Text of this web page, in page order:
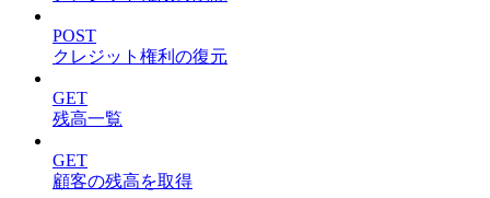
POST
クレジット権利の復元
GET
残高一覧
GET
顧客の残高を取得